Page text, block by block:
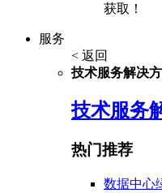
获取！
服务
< 返回
技术服务解决
技术服务
热门推荐
数据中心